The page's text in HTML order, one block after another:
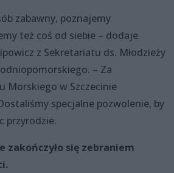
zabawny, poznajemy
też coś od siebie – dodaje
z Sekretariatu ds. Młodzieży
– Za
Morskiego w Szczecinie
specjalne pozwolenie, by
przyrodzie.
zakończyło się zebraniem